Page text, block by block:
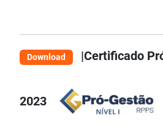
Download |Certificado
2023